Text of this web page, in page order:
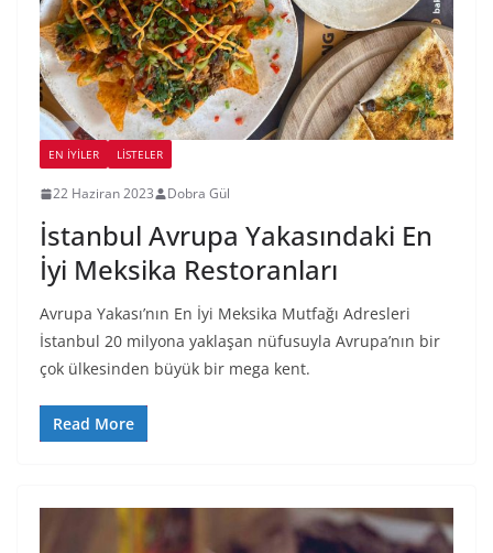
EN İYILER LİSTELER
22 Haziran 2023 Dobra Gül
İstanbul Avrupa Yakasındaki En
İyi Meksika Restoranları
Avrupa Yakası’nın En İyi Meksika Mutfağı Adresleri
İstanbul 20 milyona yaklaşan nüfusuyla Avrupa’nın bir
çok ülkesinden büyük bir mega kent.
Read More